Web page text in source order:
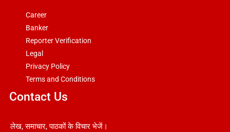
Career
Banker
Reporter Verification
Legal
Privacy Policy
Terms and Conditions
Contact Us
लेख, समाचार, पाठकों के विचार भेजें।